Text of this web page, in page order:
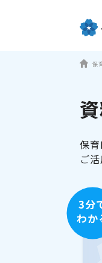
保
保
ご
3分
わか